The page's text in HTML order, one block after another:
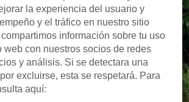
la experiencia del usuario y
y el tráfico en nuestro sitio
información sobre tu uso
web con nuestros socios de redes
y análisis. Si se detectara una
excluirse, esta se respetará. Para
aquí: